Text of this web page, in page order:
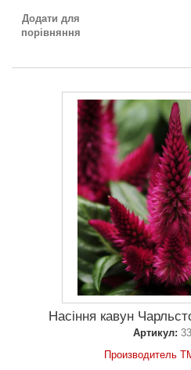
Додати для
порівняння
Насіння кавун
Артикул:
Производитель